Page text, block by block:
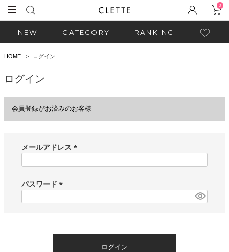
0
NEW CATEGORY RANKING
HOME ログイン
ログイン
会員登録がお済みのお客様
メールアドレス
)
パスワード
ログイン